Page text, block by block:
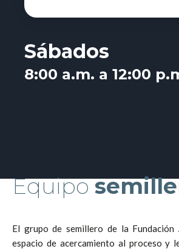
Sábados
8:00 a.m. a 12:00
Equipo
El grupo de semillero de la Fundación
espacio de acercamiento al proceso y